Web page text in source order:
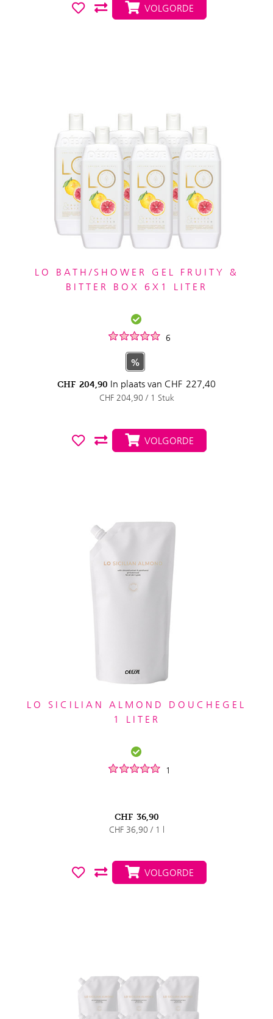
VOLGORDE
LO BATH/SHOWER GEL FRUITY &
BITTER BOX 6X1 LITER
6
%
CHF 204,90 In plaats van CHF 227,40
CHF 204,90 / 1 Stuk
VOLGORDE
LO SICILIAN ALMOND DOUCHEGEL
1 LITER
1
CHF 36,90
CHF 36,90 / 1 l
VOLGORDE